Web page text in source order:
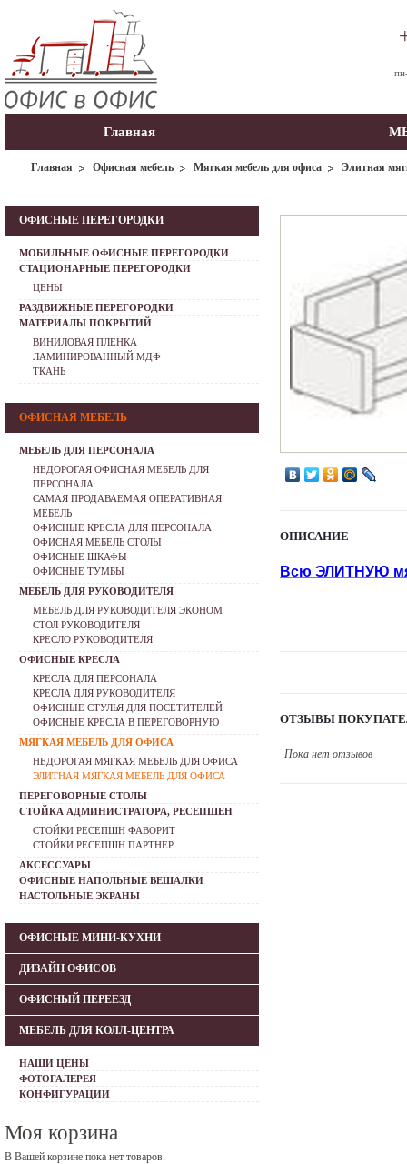
Главная
Главная Офисная мебель Мягкая мебель для офиса Элитная
ОПИСАНИЕ
Всю ЭЛИТНУЮ
ОТЗЫВЫ
Пока нет отзывов
ОФИСНЫЕ ПЕРЕГОРОДКИ
МОБИЛЬНЫЕ ОФИСНЫЕ ПЕРЕГОРОДКИ
СТАЦИОНАРНЫЕ ПЕРЕГОРОДКИ
ЦЕНЫ
РАЗДВИЖНЫЕ ПЕРЕГОРОДКИ
МАТЕРИАЛЫ ПОКРЫТИЙ
ВИНИЛОВАЯ ПЛЕНКА
ЛАМИНИРОВАННЫЙ МДФ
ТКАНЬ
ОФИСНАЯ МЕБЕЛЬ
МЕБЕЛЬ ДЛЯ ПЕРСОНАЛА
НЕДОРОГАЯ ОФИСНАЯ МЕБЕЛЬ ДЛЯ
ПЕРСОНАЛА
САМАЯ ПРОДАВАЕМАЯ ОПЕРАТИВНАЯ
МЕБЕЛЬ
ОФИСНЫЕ КРЕСЛА ДЛЯ ПЕРСОНАЛА
ОФИСНАЯ МЕБЕЛЬ СТОЛЫ
ОФИСНЫЕ ШКАФЫ
ОФИСНЫЕ ТУМБЫ
МЕБЕЛЬ ДЛЯ РУКОВОДИТЕЛЯ
МЕБЕЛЬ ДЛЯ РУКОВОДИТЕЛЯ ЭКОНОМ
СТОЛ РУКОВОДИТЕЛЯ
КРЕСЛО РУКОВОДИТЕЛЯ
ОФИСНЫЕ КРЕСЛА
КРЕСЛА ДЛЯ ПЕРСОНАЛА
КРЕСЛА ДЛЯ РУКОВОДИТЕЛЯ
ОФИСНЫЕ СТУЛЬЯ ДЛЯ ПОСЕТИТЕЛЕЙ
ОФИСНЫЕ КРЕСЛА В ПЕРЕГОВОРНУЮ
МЯГКАЯ МЕБЕЛЬ ДЛЯ ОФИСА
НЕДОРОГАЯ МЯГКАЯ МЕБЕЛЬ ДЛЯ ОФИСА
ЭЛИТНАЯ МЯГКАЯ МЕБЕЛЬ ДЛЯ ОФИСА
ПЕРЕГОВОРНЫЕ СТОЛЫ
СТОЙКА АДМИНИСТРАТОРА, РЕСЕПШЕН
СТОЙКИ РЕСЕПШН ФАВОРИТ
СТОЙКИ РЕСЕПШН ПАРТНЕР
АКСЕССУАРЫ
ОФИСНЫЕ НАПОЛЬНЫЕ ВЕШАЛКИ
НАСТОЛЬНЫЕ ЭКРАНЫ
ОФИСНЫЕ МИНИ-КУХНИ
ДИЗАЙН ОФИСОВ
ОФИСНЫЙ ПЕРЕЕЗД
МЕБЕЛЬ ДЛЯ КОЛЛ-ЦЕНТРА
НАШИ ЦЕНЫ
ФОТОГАЛЕРЕЯ
КОНФИГУРАЦИИ
Моя корзина
В Вашей корзине пока нет товаров.